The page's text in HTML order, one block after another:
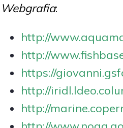
Webgrafia:
http://
http://
https://
http://
http://